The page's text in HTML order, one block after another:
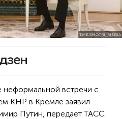
T.ME/SMOTRI_MEDIA
неформальной встречи с
КНР в Кремле заявил
Путин, передает ТАСС.